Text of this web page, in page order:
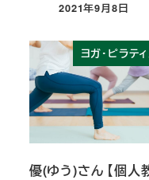
投稿日
2021年9月8日
ヨガ・ピラテ
優(ゆう)さん 【個人